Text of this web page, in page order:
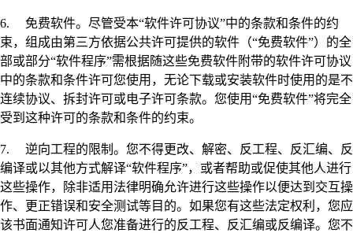
6. 免费软件。尽管受本“软件许可协议”中的条款和条件的约
束，组成由第三方依据公共许可提供的软件（“免费软件”）的全
部或部分“软件程序”需根据随这些免费软件附带的软件许可协议
中的条款和条件许可您使用，无论下载或安装软件时使用的是不
连续协议、拆封许可或电子许可条款。您使用“免费软件”将完全
受到这种许可的条款和条件的约束。
7. 逆向工程的限制。您不得更改、解密、反工程、反汇编、反
编译或以其他方式解译“软件程序”，或者帮助或促使其他人进行
这些操作，除非适用法律明确允许进行这些操作以便达到交互操
作、更正错误和安全测试等目的。如果您有这些法定权利，您应
该书面通知许可人您准备进行的反工程、反汇编或反编译。您不